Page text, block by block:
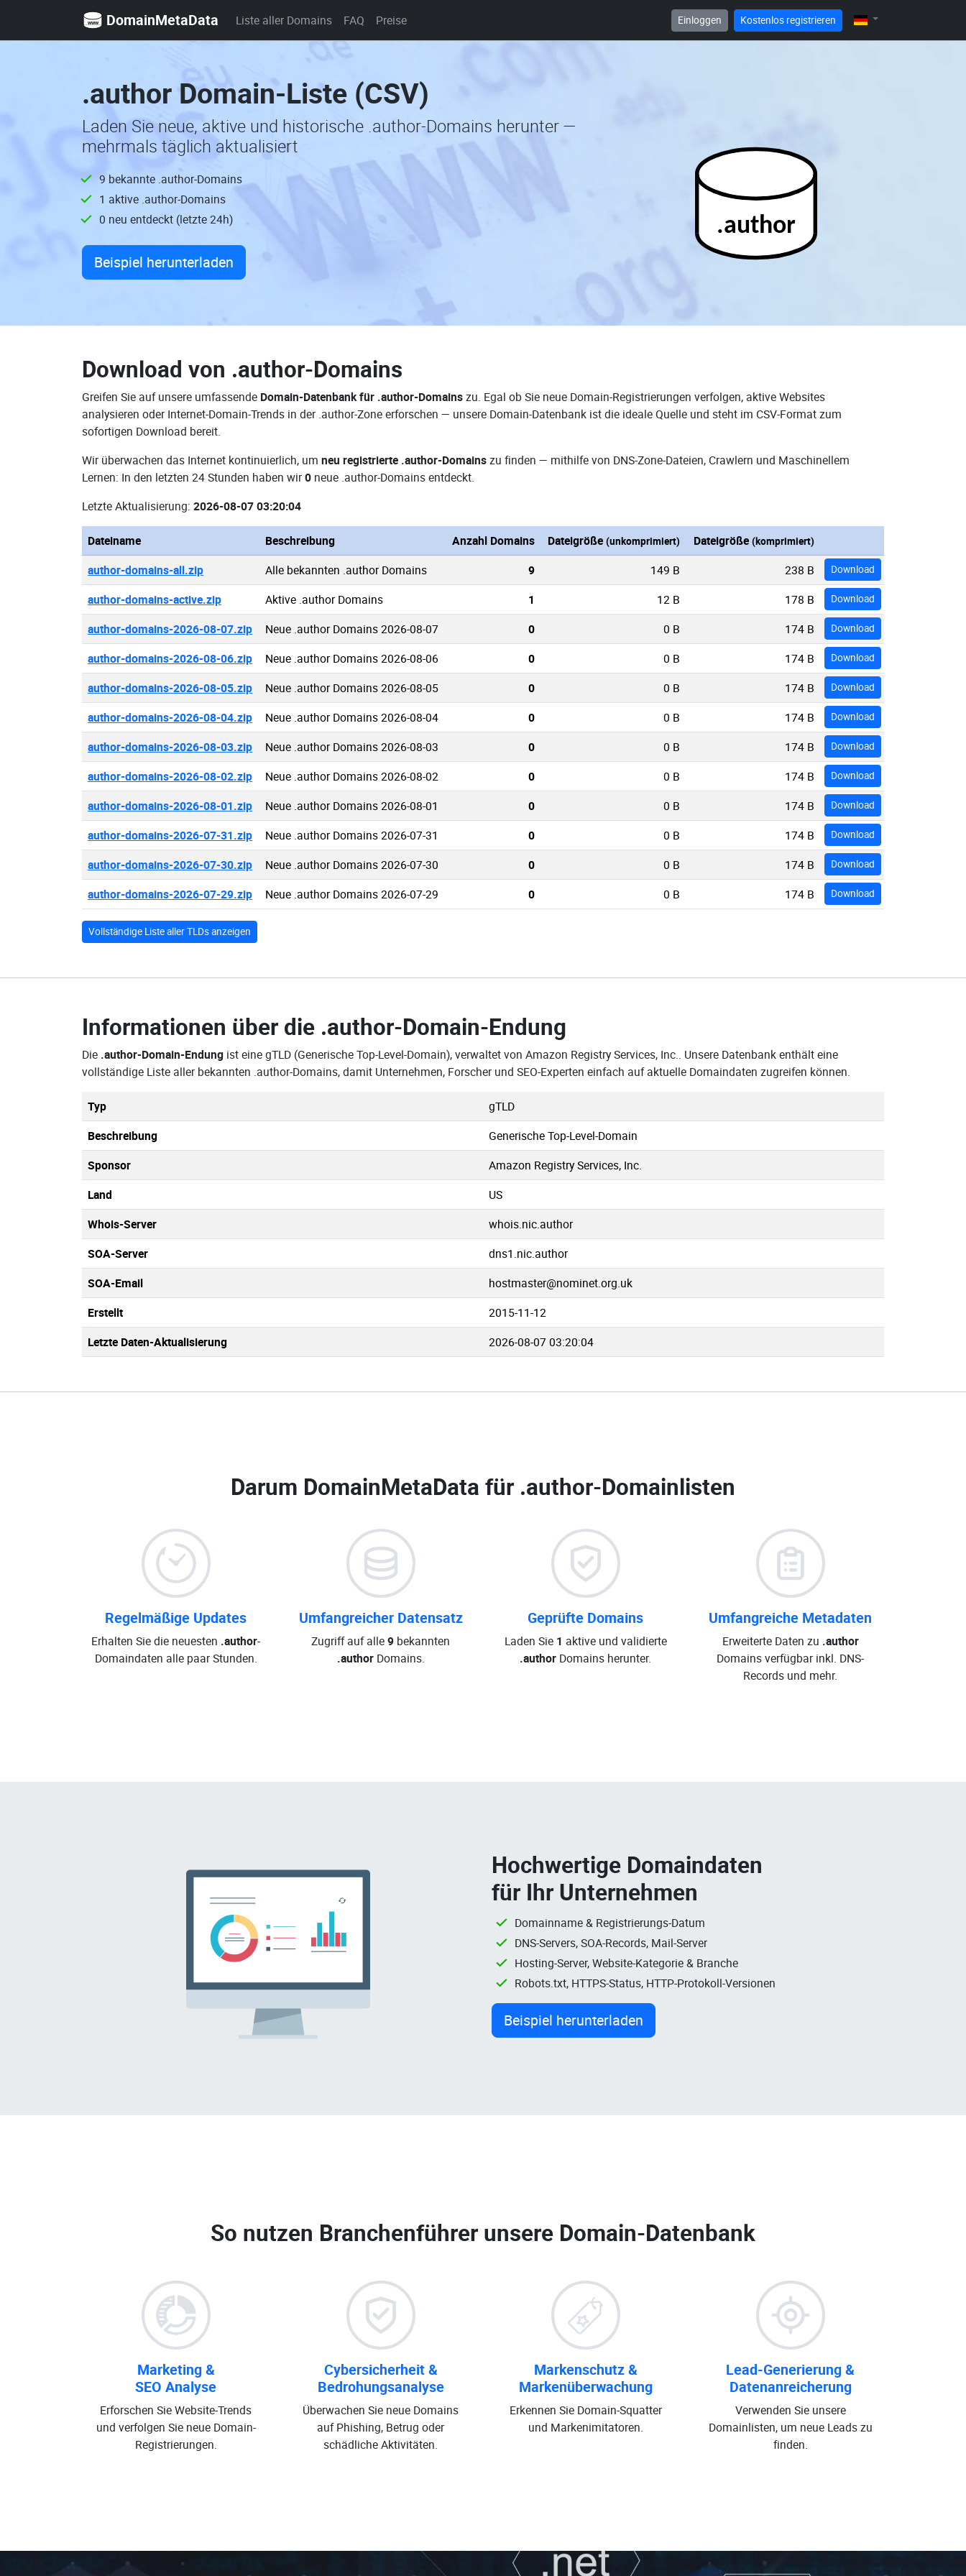
DomainMetaData Liste aller Domains FAQ Preise Einloggen Kostenlos registrieren
.author Domain-Liste (CSV)
Laden Sie neue, aktive und historische .author-Domains herunter —
mehrmals täglich aktualisiert
9 bekannte .author-Domains
1 aktive .author-Domains
0 neu entdeckt (letzte 24h)
Beispiel herunterladen
.author
Download von .author-Domains
Greifen Sie auf unsere umfassende Domain-Datenbank für .author-Domainszu. Egal ob Sie neue Domain-Registrierungen verfolgen, aktive Websites
analysieren oder Internet-Domain-Trends in der .author-Zone erforschen — unsere Domain-Datenbank ist die ideale Quelle und steht im CSV-Format zum
sofortigen Download bereit.
Wir überwachen das Internet kontinuierlich, um neu registrierte .author-Domainszu finden — mithilfe von DNS-Zone-Dateien, Crawlern und Maschinellem
Lernen: In den letzten 24 Stunden haben wir0 neue .author-Domains entdeckt.
Letzte Aktualisierung: 2026-08-07 03:20:04
Dateiname Beschreibung Anzahl Domains Dateigröße (unkomprimiert) Dateigröße (komprimiert)
author-domains-all.zip Alle bekannten .author Domains 9 149 B 238 B Download
author-domains-active.zip Aktive .author Domains 1 12 B 178 B Download
author-domains-2026-08-07.zip Neue .author Domains 2026-08-07 0 0 B 174 B Download
author-domains-2026-08-06.zip Neue .author Domains 2026-08-06 0 0 B 174 B Download
author-domains-2026-08-05.zip Neue .author Domains 2026-08-05 0 0 B 174 B Download
author-domains-2026-08-04.zip Neue .author Domains 2026-08-04 0 0 B 174 B Download
author-domains-2026-08-03.zip Neue .author Domains 2026-08-03 0 0 B 174 B Download
author-domains-2026-08-02.zip Neue .author Domains 2026-08-02 0 0 B 174 B Download
author-domains-2026-08-01.zip Neue .author Domains 2026-08-01 0 0 B 174 B Download
author-domains-2026-07-31.zip Neue .author Domains 2026-07-31 0 0 B 174 B Download
author-domains-2026-07-30.zip Neue .author Domains 2026-07-30 0 0 B 174 B Download
author-domains-2026-07-29.zip Neue .author Domains 2026-07-29 0 0 B 174 B Download
Vollständige Liste aller TLDs anzeigen
Informationen über die .author-Domain-Endung
Die .author-Domain-Endung ist eine gTLD (Generische Top-Level-Domain), verwaltet von Amazon Registry Services, Inc.. Unsere Datenbank enthält eine
vollständige Liste aller bekannten .author-Domains, damit Unternehmen, Forscher und SEO-Experten einfach auf aktuelle Domaindaten zugreifen können.
Typ
gTLD
Beschreibung
Generische Top-Level-Domain
Sponsor
Amazon Registry Services, Inc.
Land
US
Whois-Server
whois.nic.author
SOA-Server
dns1.nic.author
SOA-Email
hostmaster@nominet.org.uk
Erstellt
2015-11-12
Letzte Daten-Aktualisierung
2026-08-07 03:20:04
Darum DomainMetaData für .author-Domainlisten
Regelmäßige Updates
Erhalten Sie die neuesten .author-
Domaindaten alle paar Stunden.
Umfangreicher Datensatz
Zugriff auf alle9 bekannten
.authorDomains.
Geprüfte Domains
Laden Sie 1 aktive und validierte
.author Domains herunter.
Umfangreiche Metadaten
Erweiterte Daten zu .author
Domains verfügbar inkl. DNS-
Records und mehr.
Hochwertige Domaindaten
für Ihr Unternehmen
Domainname & Registrierungs-Datum
DNS-Servers, SOA-Records, Mail-Server
Hosting-Server, Website-Kategorie & Branche
Robots.txt, HTTPS-Status, HTTP-Protokoll-Versionen
Beispiel herunterladen
So nutzen Branchenführer unsere Domain-Datenbank
Marketing &
SEO Analyse
Erforschen Sie Website-Trends
und verfolgen Sie neue Domain-
Registrierungen.
Cybersicherheit &
Bedrohungsanalyse
Überwachen Sie neue Domains
auf Phishing, Betrug oder
schädliche Aktivitäten.
Markenschutz &
Markenüberwachung
Erkennen Sie Domain-Squatter
und Markenimitatoren.
Lead-Generierung &
Datenanreicherung
Verwenden Sie unsere
Domainlisten, um neue Leads zu
finden.